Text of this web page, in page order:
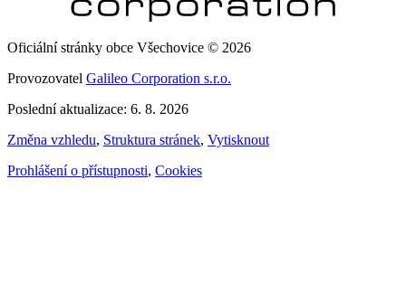
Oficiální stránky obce Všechovice © 2026
Provozovatel Galileo Corporation s.r.o.
Poslední aktualizace: 6. 8. 2026
Změna vzhledu, Struktura stránek, Vytisknout
Prohlášení o přístupnosti, Cookies